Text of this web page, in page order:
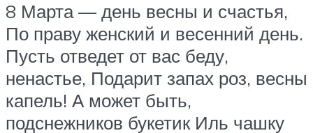
8 Марта — день весны и счастья,
По праву женский и весенний день.
Пусть отведет от вас беду,
ненастье, Подарит запах роз, весны
капель! А может быть,
подснежников букетик Иль чашку